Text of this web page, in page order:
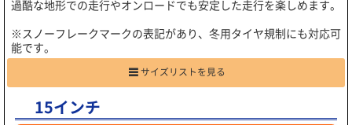
過酷な地形での走行やオンロードでも安定した走行を楽しめます。
※スノーフレークマークの表記があり、冬用タイヤ規制にも対応可
能です。
サイズリストを見る
15インチ